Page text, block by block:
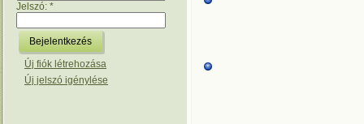
Jelszó: *
Új fiók létrehozása
Új jelszó igénylése